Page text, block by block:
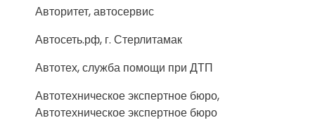
Авторитет, автосервис
Автосеть.рф, г. Стерлитамак
Автотех, служба помощи при ДТП
Автотехническое экспертное бюро,
Автотехническое экспертное бюро